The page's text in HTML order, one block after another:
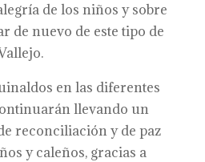
de los niños y sobre
de nuevo de este tipo de
en las diferentes
llevando un
reconciliación y de paz
y caleños, gracias a